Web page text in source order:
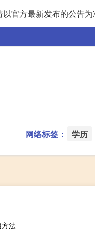
官方最新发布的公告为
网络标签： 学历
法